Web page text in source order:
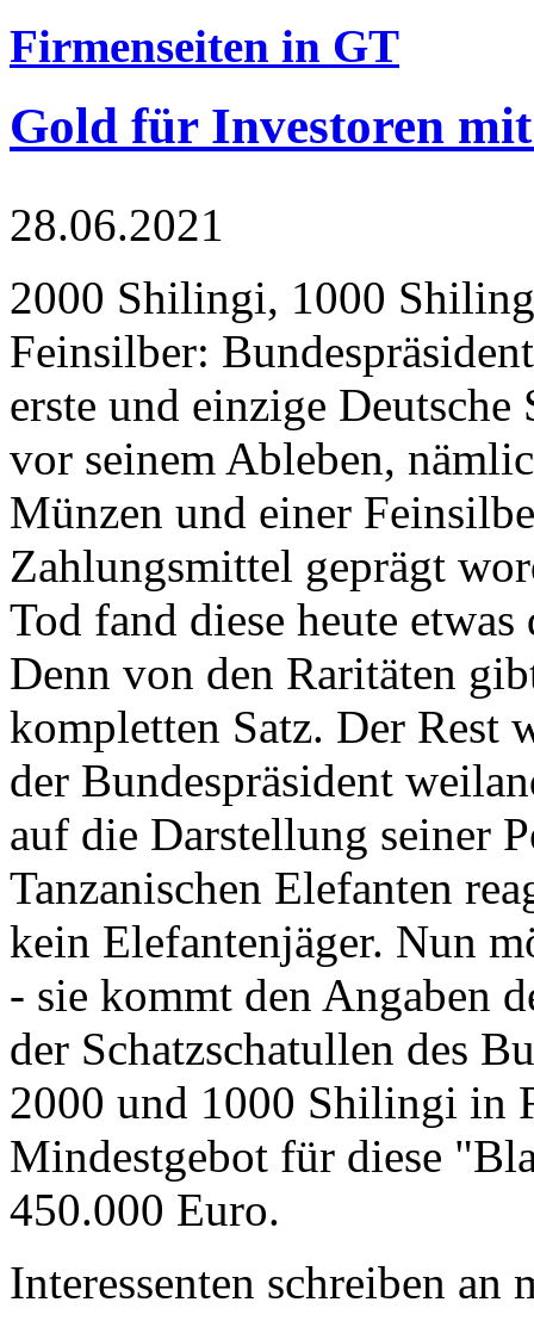
Firmenseiten in GT
Gold für Investoren
28.06.2021
2000 Shilingi, 1000
Feinsilber:
erste und einzige Deutsche
vor seinem Ableben,
Münzen und einer
Zahlungsmittel geprägt
Tod fand diese heute
Denn von den Raritäten
kompletten Satz. Der Rest
der Bundespräsident
auf die Darstellung seiner
Tanzanischen Elefanten
kein Elefantenjäger. Nun
- sie kommt den Angaben
der Schatzschatullen des
2000 und 1000 Shilingi in
Mindestgebot für diese
450.000 Euro.
Interessenten schreiben